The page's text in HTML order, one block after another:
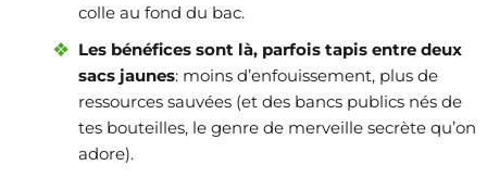
colle au fond du bac.
Les bénéfices sont là, parfois tapis entre deux
sacs jaunes: moins d’enfouissement, plus de
ressources sauvées (et des bancs publics nés de
tes bouteilles, le genre de merveille secrète qu’on
adore).